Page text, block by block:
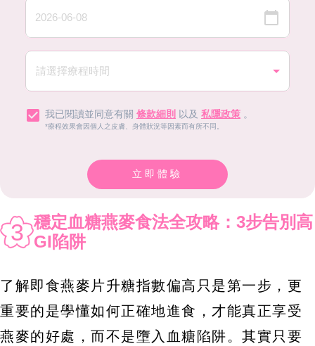
我已閱讀並同意有關 條款細則 以及 私隱政策 。
*療程效果會因個人之皮膚、身體狀況等因素而有所不同。
立即體驗
3 穩定血糖燕麥食法全攻略：3步告別高
GI陷阱
了解即食燕麥片升糖指數偏高只是第一步，更
重要的是學懂如何正確地進食，才能真正享受
燕麥的好處，而不是墮入血糖陷阱。其實只要